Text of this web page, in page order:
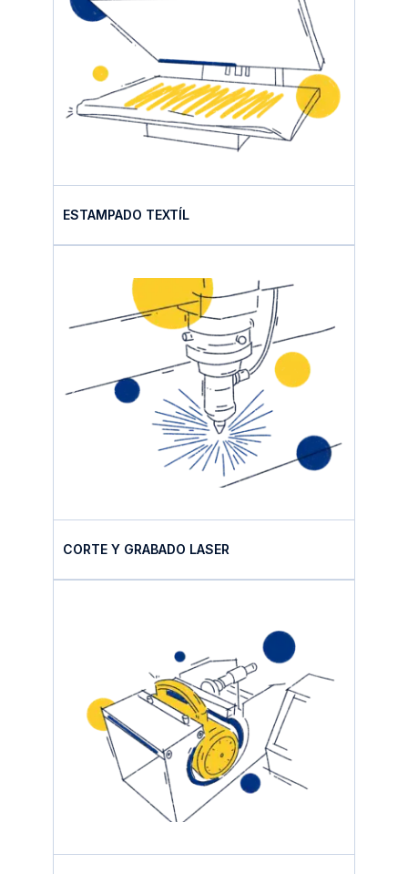
ESTAMPADO TEXTÍL
CORTE Y GRABADO LASER